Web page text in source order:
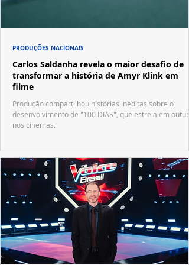
Carlos Saldanha revela o maior desafio de
transformar a história de Amyr Klink em
filme
Produção compartilhou histórias inéditas sobre o
desenvolvimento de "100 DIAS", que estreia em
nos cinemas.
PRODUÇÕES NACIONAIS